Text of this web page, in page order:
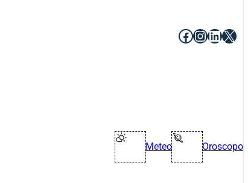
Facebook
X
Meteo Oroscopo